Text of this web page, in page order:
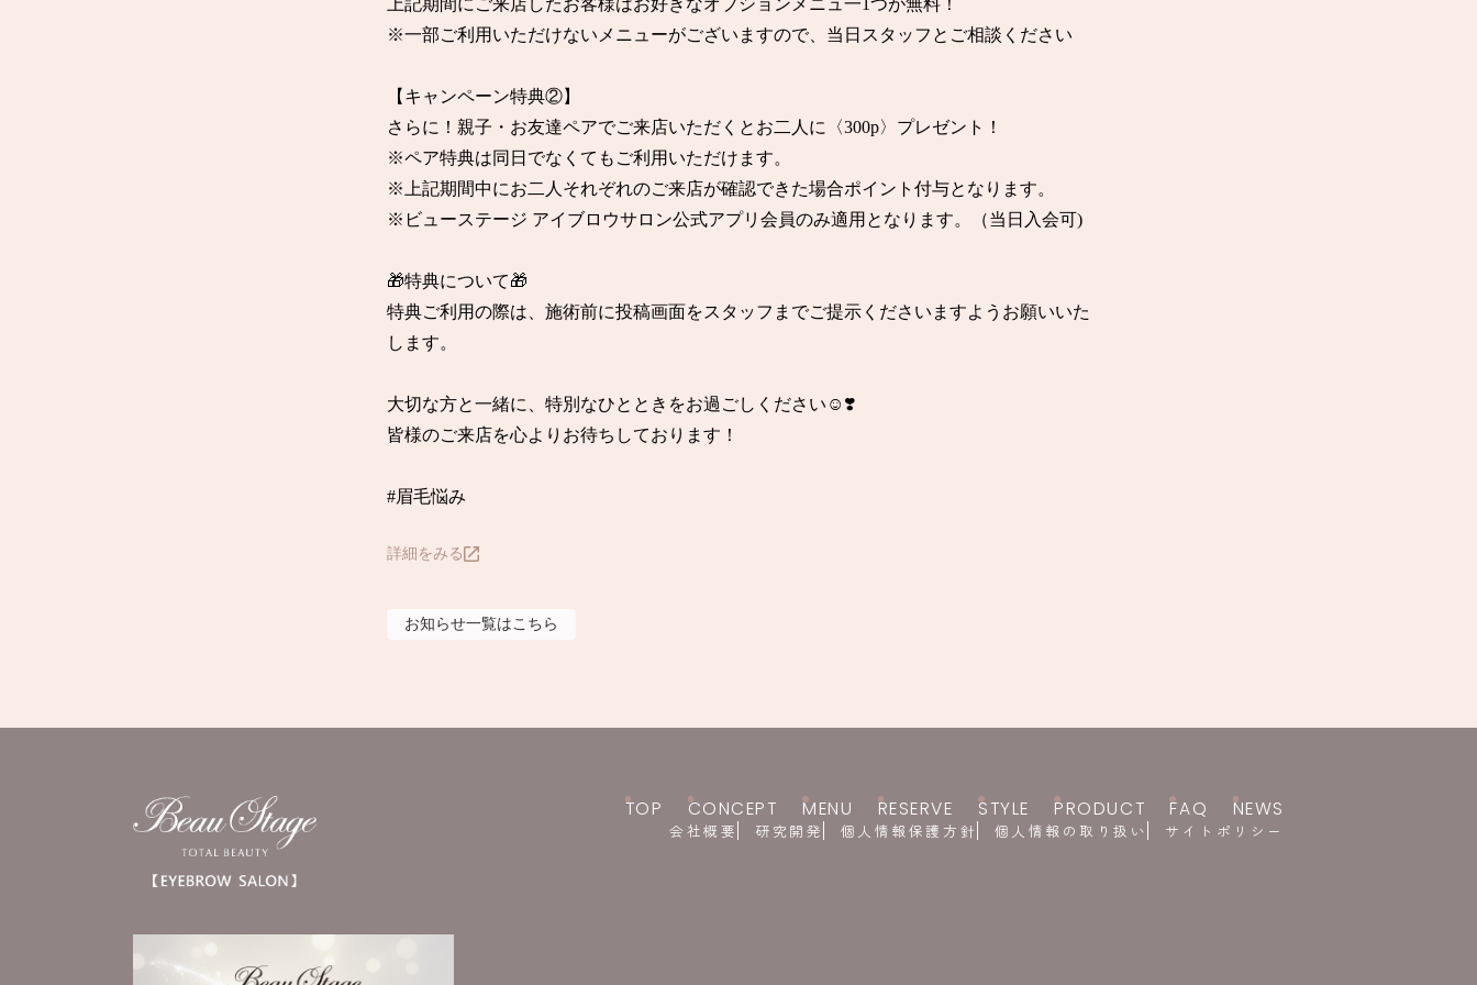
上記期間にご来店したお客様はお好きなオプションメニュ一1つが無料！
※一部ご利用いただけないメニューがございますので、当日スタッフとご相談ください
【キャンペーン特典②】
さらに！親子・お友達ペアでご来店いただくとお二人に〈300p〉プレゼント！
※ペア特典は同日でなくてもご利用いただけます。
※上記期間中にお二人それぞれのご来店が確認できた場合ポイント付与となります。
※ビューステージ アイブロウサロン公式アプリ会員のみ適用となります。（当日入会可)
🎁特典について🎁
特典ご利用の際は、施術前に投稿画面をスタッフまでご提示くださいますようお願いいた
します。
大切な方と一緒に、特別なひとときをお過ごしください☺️❣️
皆様のご来店を心よりお待ちしております！
#眉毛悩み
詳細をみる
お知らせ一覧はこちら
TOP CONCEPT MENU RESERVE STYLE PRODUCT FAQ NEWS
会社概要 研究開発 個人情報保護方針 個人情報の取り扱い サイトポリシー